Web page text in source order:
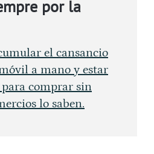
por la
el cansancio
a mano y estar
comprar sin
lo saben.